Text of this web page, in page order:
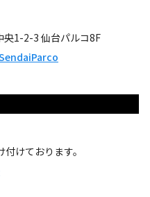
1-2-3 仙台パルコ8F
けております。